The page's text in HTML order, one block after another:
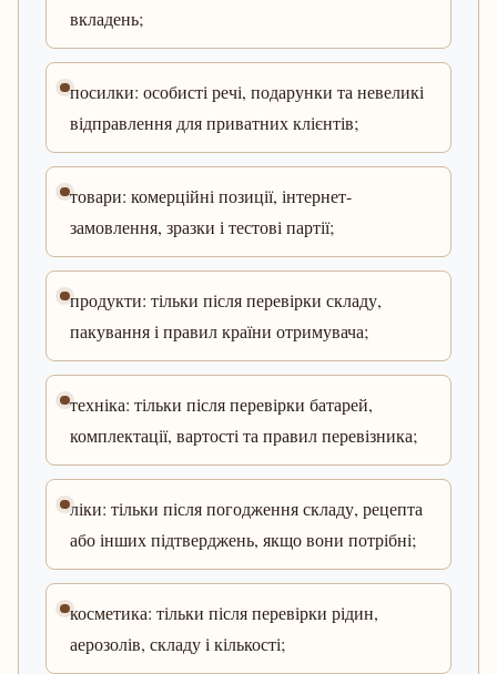
вкладень;
посилки: особисті речі, подарунки та невеликі
відправлення для приватних клієнтів;
товари: комерційні позиції, інтернет-
замовлення, зразки і тестові партії;
продукти: тільки після перевірки складу,
пакування і правил країни отримувача;
техніка: тільки після перевірки батарей,
комплектації, вартості та правил перевізника;
ліки: тільки після погодження складу, рецепта
або інших підтверджень, якщо вони потрібні;
косметика: тільки після перевірки рідин,
аерозолів, складу і кількості;